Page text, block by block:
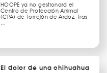
HOOPE ya no gestionará el
Centro de Protección Animal
(CPA) de Torrejón de Ardoz. Tras
…
El dolor de una chihuahua